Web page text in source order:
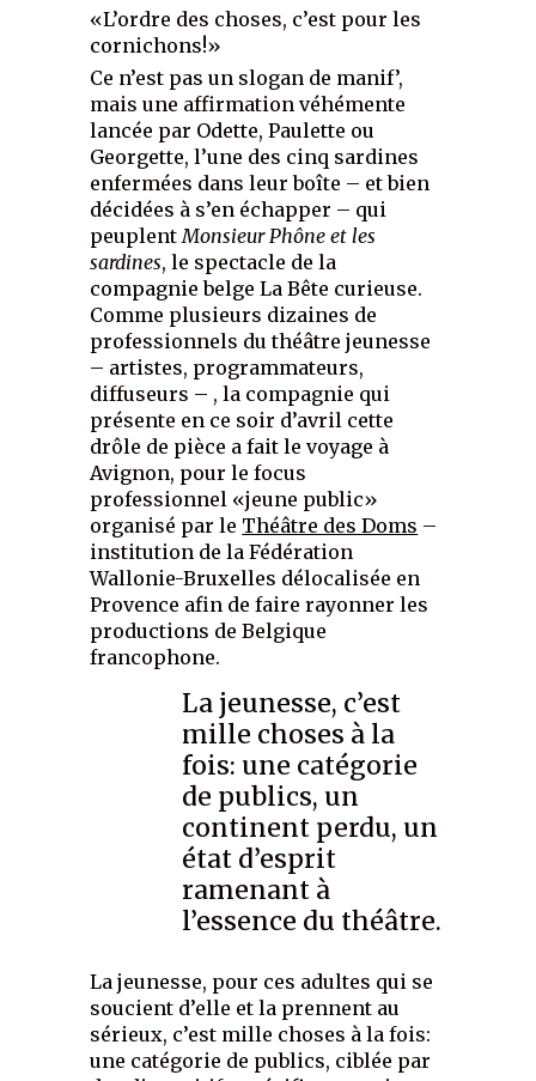
«L’ordre des choses, c’est pour les
cornichons!»
Ce n’est pas un slogan de manif’,
mais une affirmation véhémente
lancée par Odette, Paulette ou
Georgette, l’une des cinq sardines
enfermées dans leur boîte – et bien
décidées à s’en échapper – qui
peuplent Monsieur Phône et les
sardines, le spectacle de la
compagnie belge La Bête curieuse.
Comme plusieurs dizaines de
professionnels du théâtre jeunesse
– artistes, programmateurs,
diffuseurs – , la compagnie qui
présente en ce soir d’avril cette
drôle de pièce a fait le voyage à
Avignon, pour le focus
professionnel «jeune public»
organisé par le Théâtre des Doms –
institution de la Fédération
Wallonie-Bruxelles délocalisée en
Provence afin de faire rayonner les
productions de Belgique
francophone.
La jeunesse, c’est
mille choses à la
fois: une catégorie
de publics, un
continent perdu, un
état d’esprit
ramenant à
l’essence du théâtre.
La jeunesse, pour ces adultes qui se
soucient d’elle et la prennent au
sérieux, c’est mille choses à la fois:
une catégorie de publics, ciblée par